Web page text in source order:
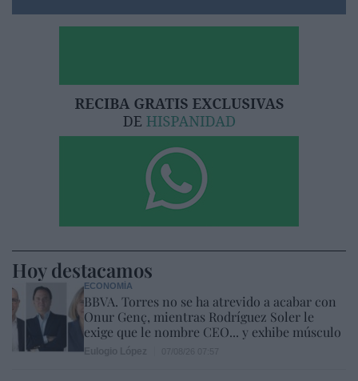
Hoy destacamos
ECONOMÍA
BBVA. Torres no se ha atrevido a acabar con
Onur Genç, mientras Rodríguez Soler le
exige que le nombre CEO... y exhibe músculo